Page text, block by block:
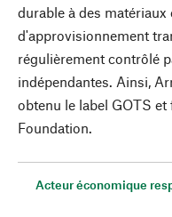
durable à des matériaux
d'approvisionnement
régulièrement contrôlé
indépendantes. Ainsi,
obtenu le label GOTS
Foundation.
Acteur économique